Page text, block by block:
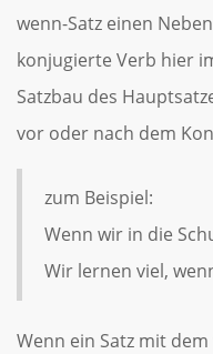
wenn-Satz einen
konjugierte Verb hier
Satzbau des
vor oder nach dem
zum Beispiel:
Wenn wir in die
Wir lernen viel,
Wenn ein Satz mit